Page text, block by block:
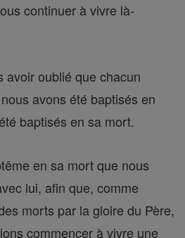
continuer à vivre là-
avoir oublié que chacun
avons été baptisés en
baptisés en sa mort.
en sa mort que nous
lui, afin que, comme
morts par la gloire du Père,
commencer à vivre une